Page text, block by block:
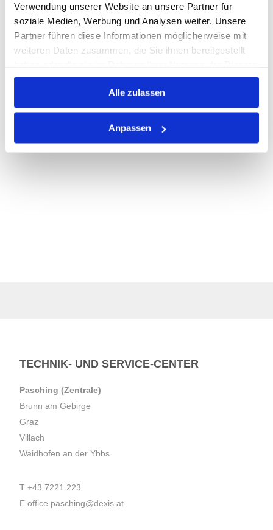
Verwendung unserer Website an unsere Partner für
soziale Medien, Werbung und Analysen weiter. Unsere
Partner führen diese Informationen möglicherweise mit
weiteren Daten zusammen, die Sie ihnen bereitgestellt
gesammelt haben.
Alle zulassen
Anpassen
PRODUKTBESCHREIBUNG
TECHNIK- UND SERVICE-CENTER
Pasching (Zentrale)
Brunn am Gebirge
Graz
Villach
Waidhofen an der Ybbs
T +43 7221 223
E office.pasching@dexis.at